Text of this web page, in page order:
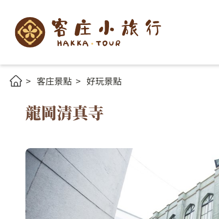
客庄景點 好玩景點
龍岡清真寺